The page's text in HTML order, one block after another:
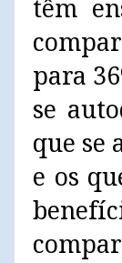
têm
para
se
que se
e os